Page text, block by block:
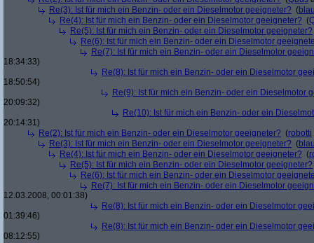
Re(3): Ist für mich ein Benzin- oder ein Dieselmotor geeigneter? (
Re(4): Ist für mich ein Benzin- oder ein Dieselmotor geeigneter? (
Re(5): Ist für mich ein Benzin- oder ein Dieselmotor geeigneter?
Re(6): Ist für mich ein Benzin- oder ein Dieselmotor
Re(7): Ist für mich ein Benzin- oder ein Dieselmotor
18:34:33)
Re(8): Ist für mich ein Benzin- oder ein Dieselmotor
18:50:54)
Re(9): Ist für mich ein Benzin- oder ein Dieselmotor
20:09:32)
Re(10): Ist für mich ein Benzin- oder ein
20:14:31)
Re(2): Ist für mich ein Benzin- oder ein Dieselmotor geeigneter? (robotti
Re(3): Ist für mich ein Benzin- oder ein Dieselmotor geeigneter? (
Re(4): Ist für mich ein Benzin- oder ein Dieselmotor geeigneter? (
Re(5): Ist für mich ein Benzin- oder ein Dieselmotor geeigneter?
Re(6): Ist für mich ein Benzin- oder ein Dieselmotor
Re(7): Ist für mich ein Benzin- oder ein Dieselmotor
12.03.2008, 00:01:38)
Re(8): Ist für mich ein Benzin- oder ein Dieselmotor
01:39:46)
Re(8): Ist für mich ein Benzin- oder ein Dieselmotor
08:12:55)